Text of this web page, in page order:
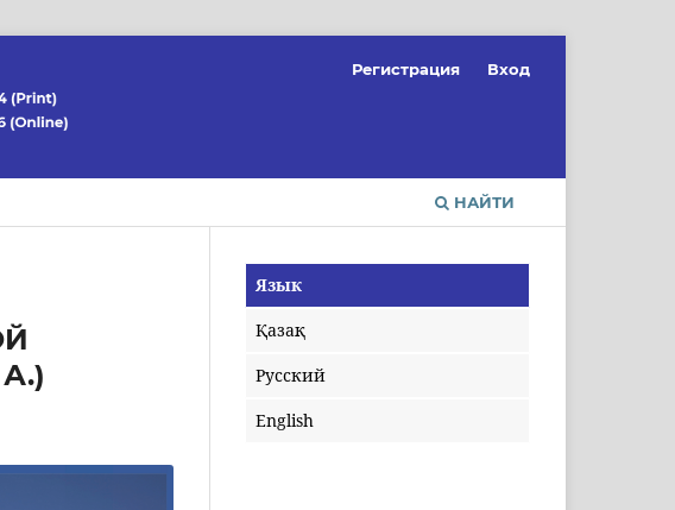
НАЙТИ
Регистрация Вход
Язык
Қазақ
Русский
English